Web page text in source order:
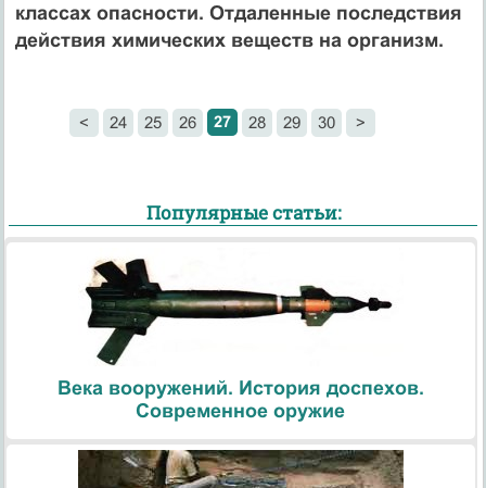
классах опас­ности. Отдаленные последствия
действия химиче­ских веществ на организм.
< 24 25 26 27 28 29 30 >
Популярные статьи:
Века вооружений. История доспехов.
Современное оружие